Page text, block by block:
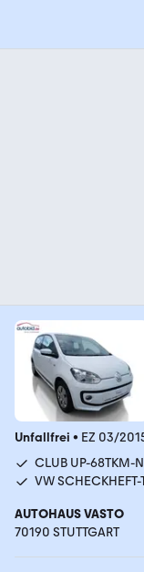
Unfallfrei • EZ 03/
CLUB UP-68TKM-
VW SCHECKHEFT-
AUTOHAUS VASTO
70190 STUTTGART